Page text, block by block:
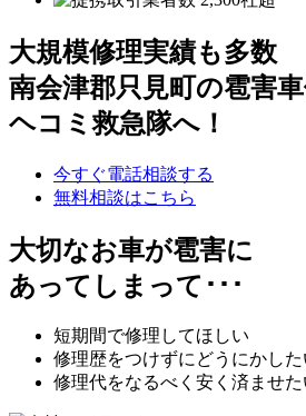
大規模修理実績も多数
南会津郡只見町の雹害
ヘコミ救急隊へ！
今すぐ電話相談する
無料相談はこちら
大切なお車が雹害に
あってしまって･･･
短期間で修理してほしい
修理歴をつけずにどうにかした
修理代をなるべく安く済ませた